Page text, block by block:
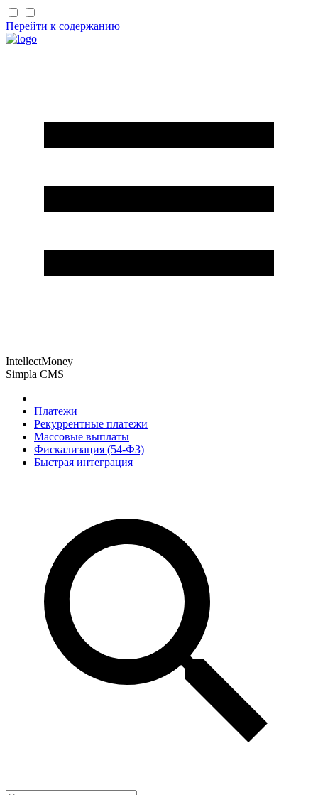
Перейти к содержанию
IntellectMoney
Simpla CMS
Платежи
Рекуррентные платежи
Массовые выплаты
Фискализация (54-ФЗ)
Быстрая интеграция